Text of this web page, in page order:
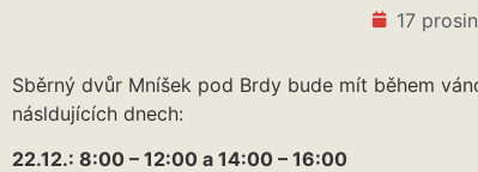
17
Sběrný dvůr Mníšek pod Brdy bude mít během
násldujících dnech:
22.12.: 8:00 – 12:00 a 14:00 – 16:00